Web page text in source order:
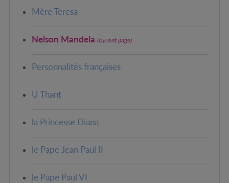
Mère Teresa
Nelson Mandela (current page)
Personnalités françaises
U Thant
la Princesse Diana
le Pape Jean Paul II
le Pape Paul VI